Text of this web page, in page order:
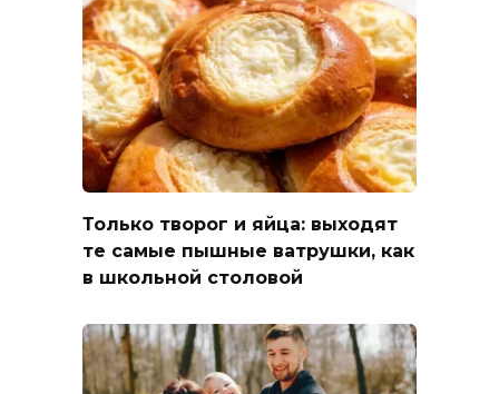
Только творог и яйца: выходят
те самые пышные ватрушки, как
в школьной столовой